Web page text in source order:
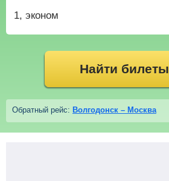
1, эконом
Найти билеты
Обратный рейс: Волгодонск – Москва